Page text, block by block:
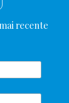
recente